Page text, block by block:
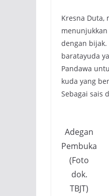
Kresna Duta,
dengan
baratayuda
Pandawa
kuda yang
Sebagai sais
Adegan
Pembuka
(Foto
dok.
TBJT)